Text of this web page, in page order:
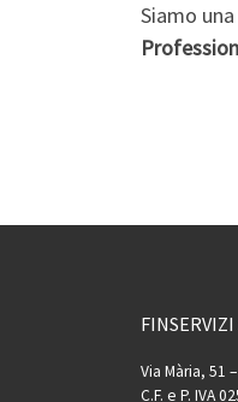
Siamo
FINSERVIZI
Via Mària, 51
C.F. e P. IVA